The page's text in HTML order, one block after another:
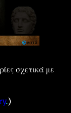
σχετικά με
.)